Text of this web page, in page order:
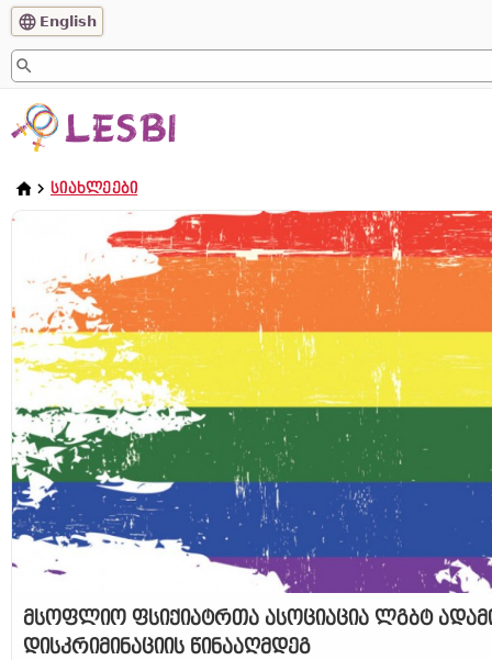
English
ᲡᲘᲐᲮᲚᲔᲔᲑᲘ
მსოფლიო ფსიქიატრთა ასოციაცია ლგბტ
დისკრიმინაციის წინააღმდეგ